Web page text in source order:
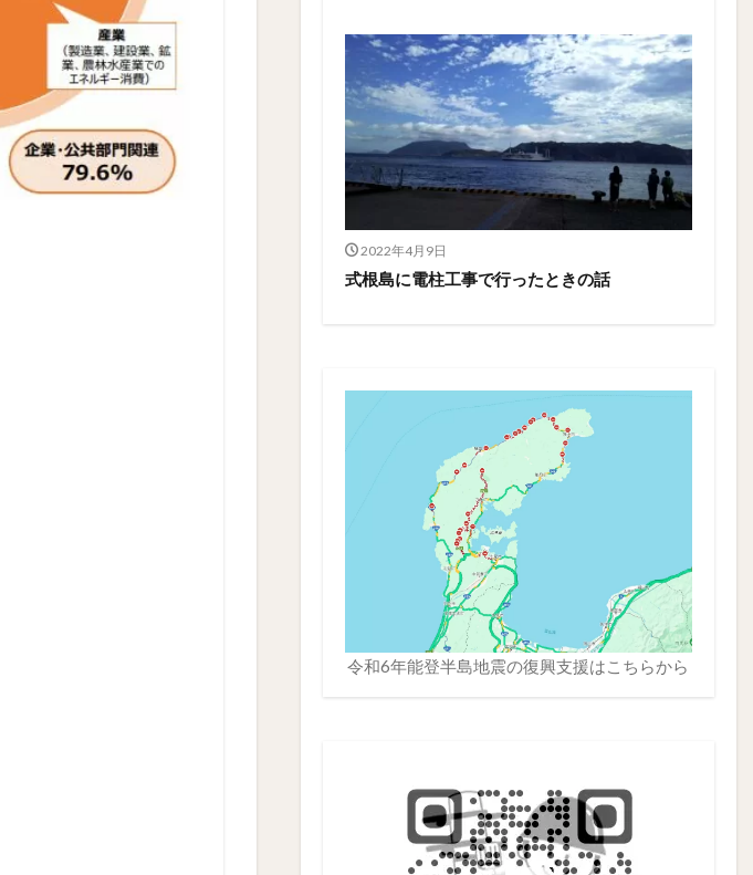
2022年4月9日
式根島に電柱工事で行ったときの話
令和6年能登半島地震の復興支援はこちらから